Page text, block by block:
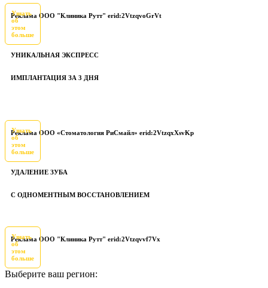
Реклама ООО "Клиника Рутт" erid:2VtzqvoGrVt
Узнать
об
этом
больше
УНИКАЛЬНАЯ ЭКСПРЕСС
ИМПЛАНТАЦИЯ ЗА 3 ДНЯ
Реклама ООО «Стоматология РиСмайл» erid:2VtzqxXsvKp
Узнать
об
этом
больше
УДАЛЕНИЕ ЗУБА
С ОДНОМЕНТНЫМ ВОССТАНОВЛЕНИЕМ
Реклама ООО "Клиника Рутт" erid:2Vtzqvvf7Vx
Узнать
об
этом
больше
Выберите ваш регион: